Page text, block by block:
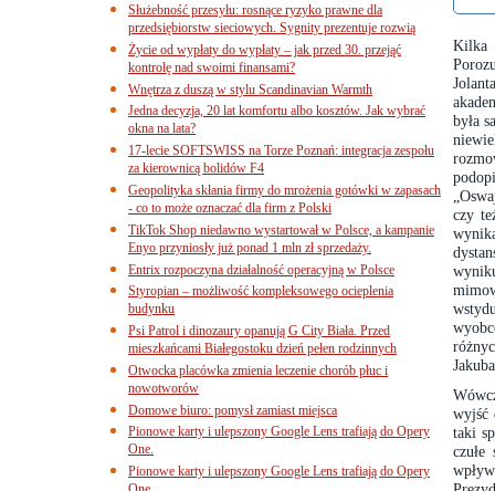
Kilka
była
czy
wyjść
taki
Służebność przesyłu: rosnące ryzyko prawne dla
przedsiębiorstw sieciowych. Sygnity prezentuje rozwią
Życie od wypłaty do wypłaty – jak przed 30. przejąć
kontrolę nad swoimi finansami?
Wnętrza z duszą w stylu Scandinavian Warmth
Jedna decyzja, 20 lat komfortu albo kosztów. Jak wybrać
okna na lata?
17-lecie SOFTSWISS na Torze Poznań: integracja zespołu
za kierownicą bolidów F4
Geopolityka skłania firmy do mrożenia gotówki w zapasach
- co to może oznaczać dla firm z Polski
TikTok Shop niedawno wystartował w Polsce, a kampanie
Enyo przyniosły już ponad 1 mln zł sprzedaży.
Entrix rozpoczyna działalność operacyjną w Polsce
Styropian – możliwość kompleksowego ocieplenia
budynku
Psi Patrol i dinozaury opanują G City Biała. Przed
mieszkańcami Białegostoku dzień pełen rodzinnych
Otwocka placówka zmienia leczenie chorób płuc i
nowotworów
Domowe biuro: pomysł zamiast miejsca
Pionowe karty i ulepszony Google Lens trafiają do Opery
One.
Pionowe karty i ulepszony Google Lens trafiają do Opery